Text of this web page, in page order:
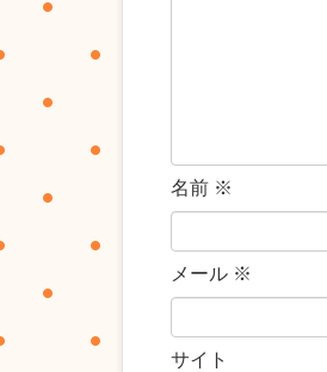
名前 ※
メール ※
サイト